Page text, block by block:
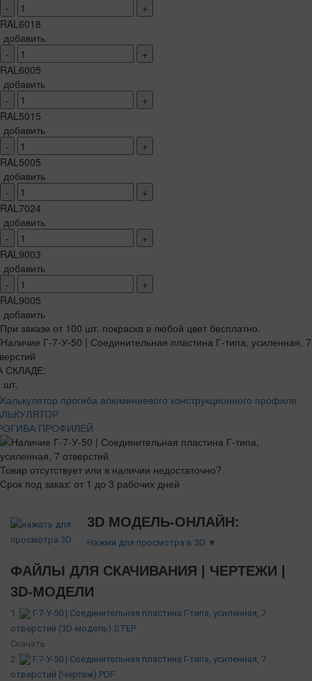
-
+
RAL6018
добавить
-
+
RAL6005
добавить
-
+
RAL5015
добавить
-
+
RAL5005
добавить
-
+
RAL7024
добавить
-
+
RAL9003
добавить
-
+
RAL9005
добавить
При заказе от 100 шт. покраска в любой цвет бесплатно.
СКЛАДЕ:
шт.
ПРОФИЛЕЙ
Товар отсутствует или в наличии недостаточно?
Срок под заказ: от 1 до 3 рабочих дней
3D МОДЕЛЬ-ОНЛАЙН:
Нажми для просмотра в 3D ▼
ФАЙЛЫ ДЛЯ СКАЧИВАНИЯ | ЧЕРТЕЖИ |
3D-МОДЕЛИ
1.
Г-7-У-50 | Соединительная пластина Г-типа, усиленная, 7
отверстий (3D-модель).STEP
Скачать
2.
Г-7-У-50 | Соединительная пластина Г-типа, усиленная, 7
отверстий (Чертеж).PDF